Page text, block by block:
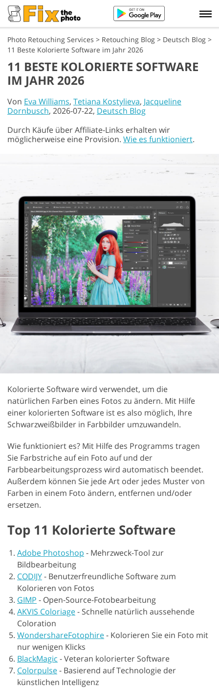
Photo Retouching Services > Retouching Blog > Deutsch Blog >
11 Beste Kolorierte Software im Jahr 2026
11 BESTE KOLORIERTE SOFTWARE
IM JAHR 2026
Von Eva Williams, Tetiana Kostylieva, Jacqueline
Dornbusch, 2026-07-22, Deutsch Blog
Durch Käufe über Affiliate-Links erhalten wir
möglicherweise eine Provision. Wie es funktioniert.
Kolorierte Software wird verwendet, um die
natürlichen Farben eines Fotos zu ändern. Mit Hilfe
einer kolorierten Software ist es also möglich, Ihre
Schwarzweißbilder in Farbbilder umzuwandeln.
Wie funktioniert es? Mit Hilfe des Programms tragen
Sie Farbstriche auf ein Foto auf und der
Farbbearbeitungsprozess wird automatisch beendet.
Außerdem können Sie jede Art oder jedes Muster von
Farben in einem Foto ändern, entfernen und/oder
ersetzen.
Top 11 Kolorierte Software
Adobe Photoshop - Mehrzweck-Tool zur
Bildbearbeitung
CODIJY- Benutzerfreundliche Software zum
Kolorieren von Fotos
GIMP - Open-Source-Fotobearbeitung
AKVIS Coloriage- Schnelle natürlich aussehende
Coloration
WondershareFotophire- Kolorieren Sie ein Foto mit
nur wenigen Klicks
BlackMagic -Veteran kolorierter Software
Colorpulse- Basierend auf Technologie der
künstlichen Intelligenz